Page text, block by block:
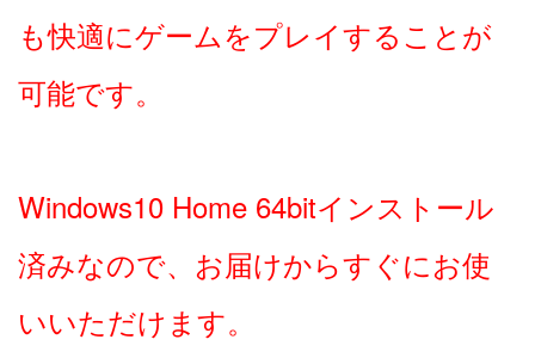
も快適にゲームをプレイすることが
可能です。
Windows10 Home 64bitインストール
済みなので、お届けからすぐにお使
いいただけます。